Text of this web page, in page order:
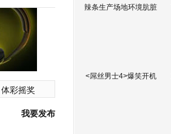
体彩摇奖
我要发布
辣条生产场地环境肮脏
<屌丝男士4>爆笑开机